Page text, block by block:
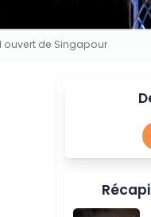
ouvert de Singapour